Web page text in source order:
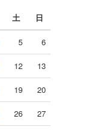
土 日
5 6
12 13
19 20
26 27